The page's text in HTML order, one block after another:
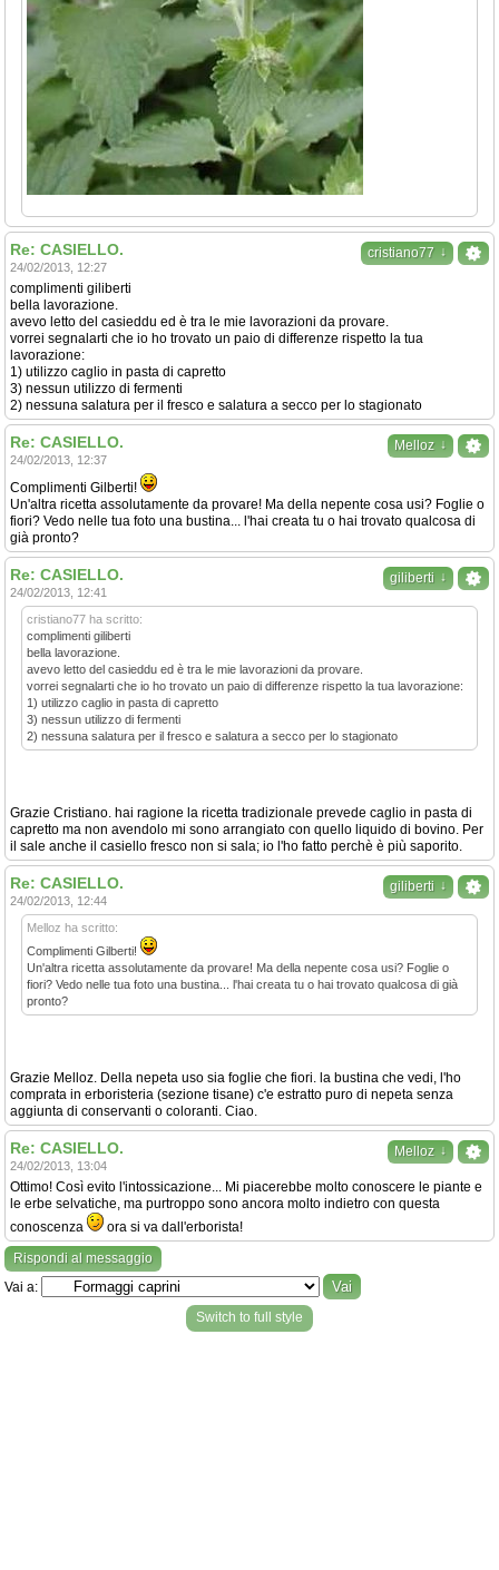
cristiano77 ↓
Re: CASIELLO.
24/02/2013, 12:27
complimenti giliberti
bella lavorazione.
avevo letto del casieddu ed è tra le mie lavorazioni da provare.
vorrei segnalarti che io ho trovato un paio di differenze rispetto la tua
lavorazione:
1) utilizzo caglio in pasta di capretto
3) nessun utilizzo di fermenti
2) nessuna salatura per il fresco e salatura a secco per lo stagionato
Melloz ↓
Re: CASIELLO.
24/02/2013, 12:37
Complimenti Gilberti!
Un'altra ricetta assolutamente da provare! Ma della nepente cosa usi? Foglie o
fiori? Vedo nelle tua foto una bustina... l'hai creata tu o hai trovato qualcosa di
già pronto?
giliberti ↓
Re: CASIELLO.
24/02/2013, 12:41
cristiano77 ha scritto:
complimenti giliberti
bella lavorazione.
avevo letto del casieddu ed è tra le mie lavorazioni da provare.
vorrei segnalarti che io ho trovato un paio di differenze rispetto la tua lavorazione:
1) utilizzo caglio in pasta di capretto
3) nessun utilizzo di fermenti
2) nessuna salatura per il fresco e salatura a secco per lo stagionato
Grazie Cristiano. hai ragione la ricetta tradizionale prevede caglio in pasta di
capretto ma non avendolo mi sono arrangiato con quello liquido di bovino. Per
il sale anche il casiello fresco non si sala; io l'ho fatto perchè è più saporito.
giliberti ↓
Re: CASIELLO.
24/02/2013, 12:44
Melloz ha scritto:
Complimenti Gilberti!
Un'altra ricetta assolutamente da provare! Ma della nepente cosa usi? Foglie o
fiori? Vedo nelle tua foto una bustina... l'hai creata tu o hai trovato qualcosa di già
pronto?
Grazie Melloz. Della nepeta uso sia foglie che fiori. la bustina che vedi, l'ho
comprata in erboristeria (sezione tisane) c'e estratto puro di nepeta senza
aggiunta di conservanti o coloranti. Ciao.
Melloz ↓
Re: CASIELLO.
24/02/2013, 13:04
Ottimo! Così evito l'intossicazione... Mi piacerebbe molto conoscere le piante e
le erbe selvatiche, ma purtroppo sono ancora molto indietro con questa
conoscenza
ora si va dall'erborista!
Rispondi al messaggio
Vai a:
Switch to full style